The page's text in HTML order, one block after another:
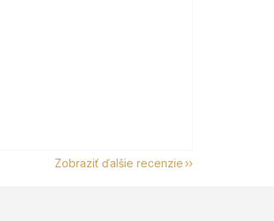
Zobraziť ďalšie recenzie